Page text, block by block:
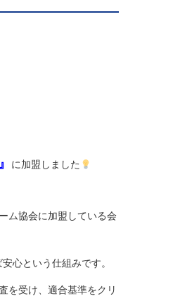
に加盟しました
ム協会に加盟している会
心という仕組みです。
を受け、適合基準をクリ